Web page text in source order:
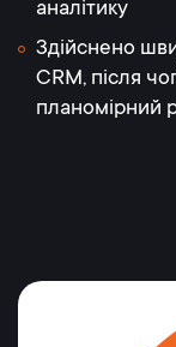
аналітику
Здійснено
CRM, після
планомірний